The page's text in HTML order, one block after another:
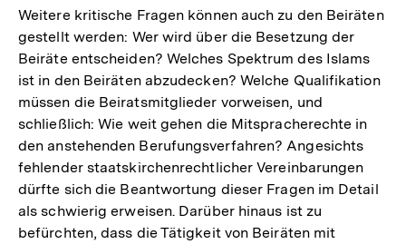
Weitere kritische Fragen können auch zu den Beiräten
gestellt werden: Wer wird über die Besetzung der
Beiräte entscheiden? Welches Spektrum des Islams
ist in den Beiräten abzudecken? Welche Qualifikation
müssen die Beiratsmitglieder vorweisen, und
schließlich: Wie weit gehen die Mitspracherechte in
den anstehenden Berufungsverfahren? Angesichts
fehlender staatskirchenrechtlicher Vereinbarungen
dürfte sich die Beantwortung dieser Fragen im Detail
als schwierig erweisen. Darüber hinaus ist zu
befürchten, dass die Tätigkeit von Beiräten mit